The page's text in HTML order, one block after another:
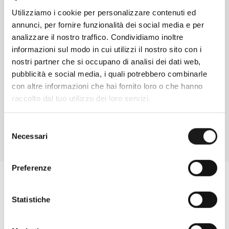
Utilizziamo i cookie per personalizzare contenuti ed
annunci, per fornire funzionalità dei social media e per
analizzare il nostro traffico. Condividiamo inoltre
informazioni sul modo in cui utilizzi il nostro sito con i
nostri partner che si occupano di analisi dei dati web,
pubblicità e social media, i quali potrebbero combinarle
con altre informazioni che hai fornito loro o che hanno
raccolto dal tuo utilizzo dei loro servizi.
delNecessari
Preferenze
Statistiche
Chiedi ad un esperto
Davide di RRTrek
CONTATTA